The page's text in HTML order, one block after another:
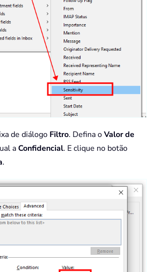
de diálogo Filtro. Defina oValor de
aConfidencial. E clique no botão
.